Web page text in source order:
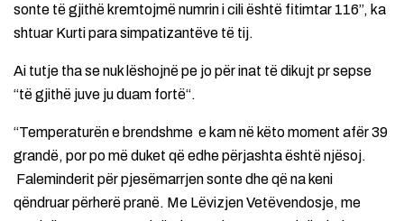
sonte të gjithë kremtojmë numrin i cili është fitimtar 116”, ka
shtuar Kurti para simpatizantëve të tij.
Ai tutje tha se nuk lëshojnë pe jo për inat të dikujt pr sepse
“të gjithë juve ju duam fortë“.
“Temperaturën e brendshme e kam në këto moment afër 39
grandë, por po më duket që edhe përjashta është njësoj.
Faleminderit për pjesëmarrjen sonte dhe që na keni
qëndruar përherë pranë. Me Lëvizjen Vetëvendosje, me